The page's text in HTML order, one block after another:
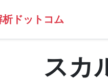
ドットコム
スカ